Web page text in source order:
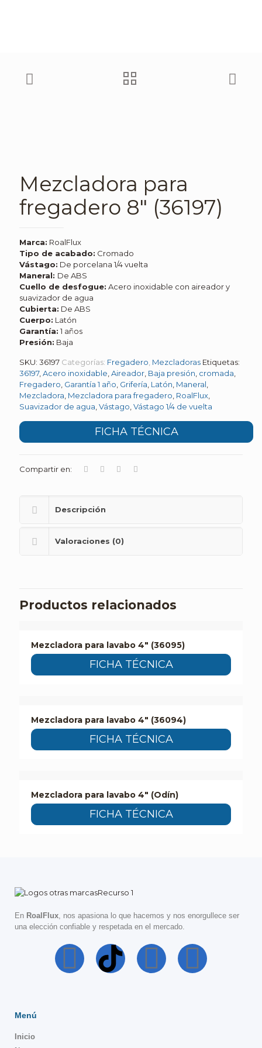
Mezcladora para
fregadero 8″ (36197)
Marca: RoalFlux
Tipo de acabado: Cromado
Vástago: De porcelana 1/4 vuelta
Maneral: De ABS
Cuello de desfogue: Acero inoxidable con aireador y
suavizador de agua
Cubierta: De ABS
Cuerpo: Latón
Garantía: 1 años
Presión: Baja
SKU: 36197 Categorías: Fregadero Mezcladoras Etiquetas:
36197, Acero inoxidable Aireador Baja presión cromada
Fregadero Garantía 1 año Grifería Latón Maneral
Mezcladora Mezcladora para fregadero RoalFlux
Suavizador de agua Vástago Vástago 1/4 de vuelta
FICHA TÉCNICA
Compartir en:
Descripción
Valoraciones (0)
Productos relacionados
Mezcladora para lavabo 4″ (36095)
FICHA TÉCNICA
Mezcladora para lavabo 4″ (36094)
FICHA TÉCNICA
Mezcladora para lavabo 4″ (Odín)
FICHA TÉCNICA
En RoalFlux, nos apasiona lo que hacemos y nos enorgullece ser
una elección confiable y respetada en el mercado.
Menú
Inicio